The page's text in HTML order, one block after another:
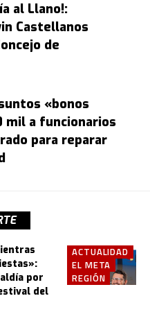
al Llano!:
Castellanos
de
«bonos
mil a funcionarios
para reparar
ACTUALIDAD
EL META
REGIÓN
por
del